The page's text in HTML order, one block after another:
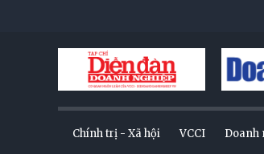
Chính trị - Xã hội VCCI Doanh